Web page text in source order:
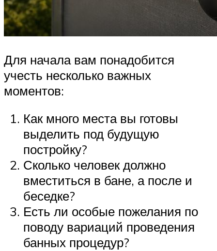
Для начала вам понадобится
учесть несколько важных
моментов:
Как много места вы готовы
выделить под будущую
постройку?
Сколько человек должно
вместиться в бане, а после и
беседке?
Есть ли особые пожелания по
поводу вариаций проведения
банных процедур?